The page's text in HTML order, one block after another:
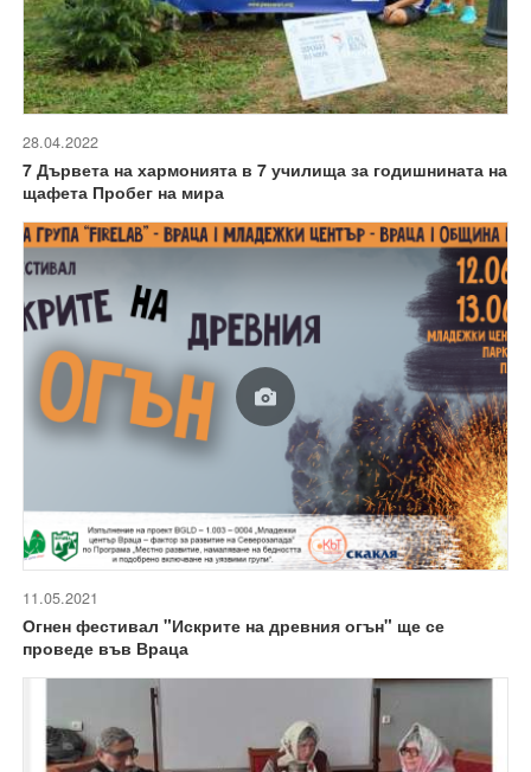
28.04.2022
7 Дървета на хармонията в 7 училища за годишнината на
щафета Пробег на мира
11.05.2021
Огнен фестивал "Искрите на древния огън" ще се
проведе във Враца